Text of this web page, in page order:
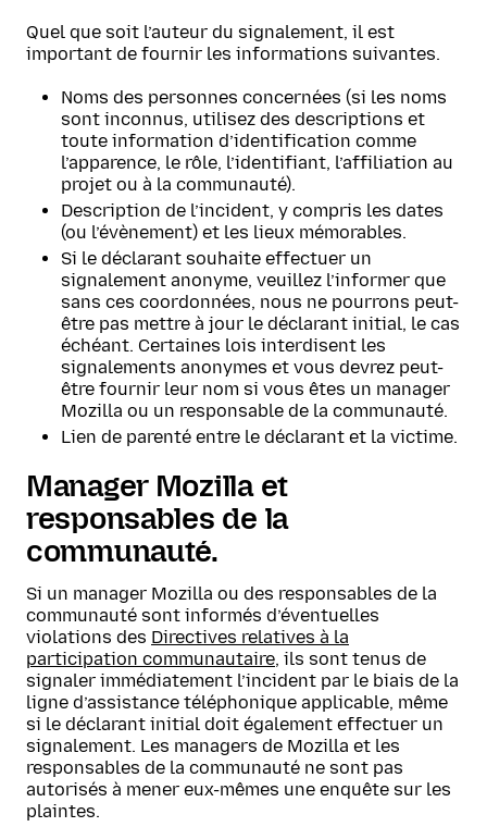
Quel que soit l’auteur du signalement, il est
important de fournir les informations suivantes.
Noms des personnes concernées (si les noms
sont inconnus, utilisez des descriptions et
toute information d’identification comme
l’apparence, le rôle, l’identifiant, l’affiliation au
projet ou à la communauté).
Description de l’incident, y compris les dates
(ou l’évènement) et les lieux mémorables.
Si le déclarant souhaite effectuer un
signalement anonyme, veuillez l’informer que
sans ces coordonnées, nous ne pourrons peut-
être pas mettre à jour le déclarant initial, le cas
échéant. Certaines lois interdisent les
signalements anonymes et vous devrez peut-
être fournir leur nom si vous êtes un manager
Mozilla ou un responsable de la communauté.
Lien de parenté entre le déclarant et la victime.
Manager Mozilla et
responsables de la
communauté.
Si un manager Mozilla ou des responsables de la
communauté sont informés d’éventuelles
violations des Directives relatives à la
participation communautaire, ils sont tenus de
signaler immédiatement l’incident par le biais de la
ligne d’assistance téléphonique applicable, même
si le déclarant initial doit également effectuer un
signalement. Les managers de Mozilla et les
responsables de la communauté ne sont pas
autorisés à mener eux-mêmes une enquête sur les
plaintes.